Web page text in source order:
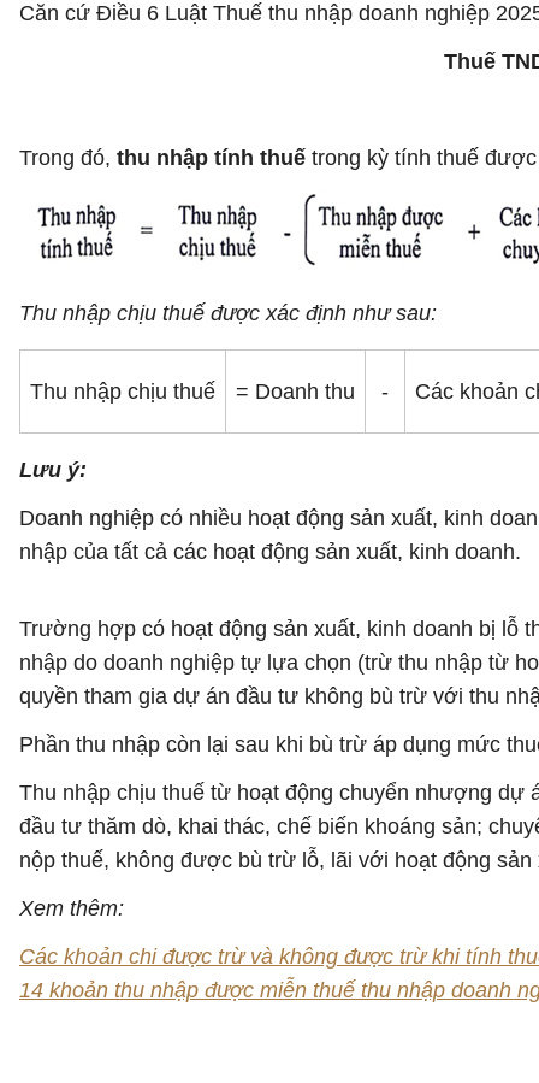
Căn cứ Điều 6 Luật Thuế thu nhập doanh nghiệp
Thuế
Trong đó, thu nhập tính thuế trong kỳ tính thuế
Thu nhập chịu thuế được xác định như sau:
Thu nhập chịu thuế = Doanh thu - Các khoản
Lưu ý:
Doanh nghiệp có nhiều hoạt động sản xuất, kinh
nhập của tất cả các hoạt động sản xuất, kinh doanh.
Trường hợp có hoạt động sản xuất, kinh doanh bị lỗ
nhập do doanh nghiệp tự lựa chọn (trừ thu nhập từ
quyền tham gia dự án đầu tư không bù trừ với thu
Phần thu nhập còn lại sau khi bù trừ áp dụng mức
Thu nhập chịu thuế từ hoạt động chuyển nhượng dự
đầu tư thăm dò, khai thác, chế biến khoáng sản;
nộp thuế, không được bù trừ lỗ, lãi với hoạt động
Xem thêm:
Các khoản chi được trừ và không được trừ khi tính
14 khoản thu nhập được miễn thuế thu nhập doanh